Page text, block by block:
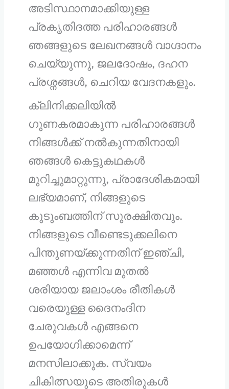
അടിസ്ഥാനമാക്കിയുള്ള
പ്രകൃതിദത്ത പരിഹാരങ്ങൾ
ഞങ്ങളുടെ ലേഖനങ്ങൾ വാഗ്ദാനം
ചെയ്യുന്നു, ജലദോഷം, ദഹന
പ്രശ്നങ്ങൾ, ചെറിയ വേദനകളും.
ക്ലിനിക്കലിയിൽ
ഗുണകരമാകുന്ന പരിഹാരങ്ങൾ
നിങ്ങൾക്ക് നൽകുന്നതിനായി
ഞങ്ങൾ കെട്ടുകഥകൾ
മുറിച്ചുമാറ്റുന്നു, പ്രാദേശികമായി
ലഭ്യമാണ്, നിങ്ങളുടെ
കുടുംബത്തിന് സുരക്ഷിതവും.
നിങ്ങളുടെ വീണ്ടെടുക്കലിനെ
പിന്തുണയ്ക്കുന്നതിന് ഇഞ്ചി,
മഞ്ഞൾ എന്നിവ മുതൽ
ശരിയായ ജലാംശം രീതികൾ
വരെയുള്ള ദൈനംദിന
ചേരുവകൾ എങ്ങനെ
ഉപയോഗിക്കാമെന്ന്
മനസിലാക്കുക. സ്വയം
ചികിത്സയുടെ അതിരുകൾ